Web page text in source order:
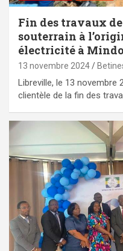
Fin des travaux
souterrain à
électricité à
13 novembre 2024
Libreville, le 13 novembre
clientèle de la fin des